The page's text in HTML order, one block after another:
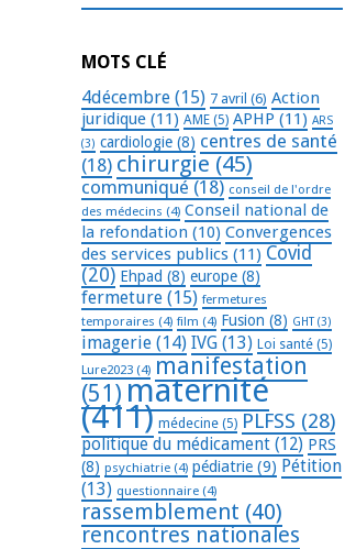
MOTS CLÉ
4décembre (15) 7 avril (6) Action
juridique (11) AME (5) APHP (11) ARS
(3) cardiologie (8) centres de santé
(18) chirurgie (45)
communiqué (18) conseil de l'ordre
des médecins (4) Conseil national de
la refondation (10) Convergences
des services publics (11) Covid
(20) Ehpad (8) europe (8)
fermeture (15) fermetures
temporaires (4) film (4) Fusion (8) GHT(3)
imagerie (14) IVG (13) Loi santé (5)
Lure2023 (4) manifestation
(51) maternité
(411) médecine (5) PLFSS (28)
politique du médicament (12) PRS
(8) psychiatrie (4) pédiatrie (9) Pétition
(13) questionnaire (4)
rassemblement (40)
rencontres nationales